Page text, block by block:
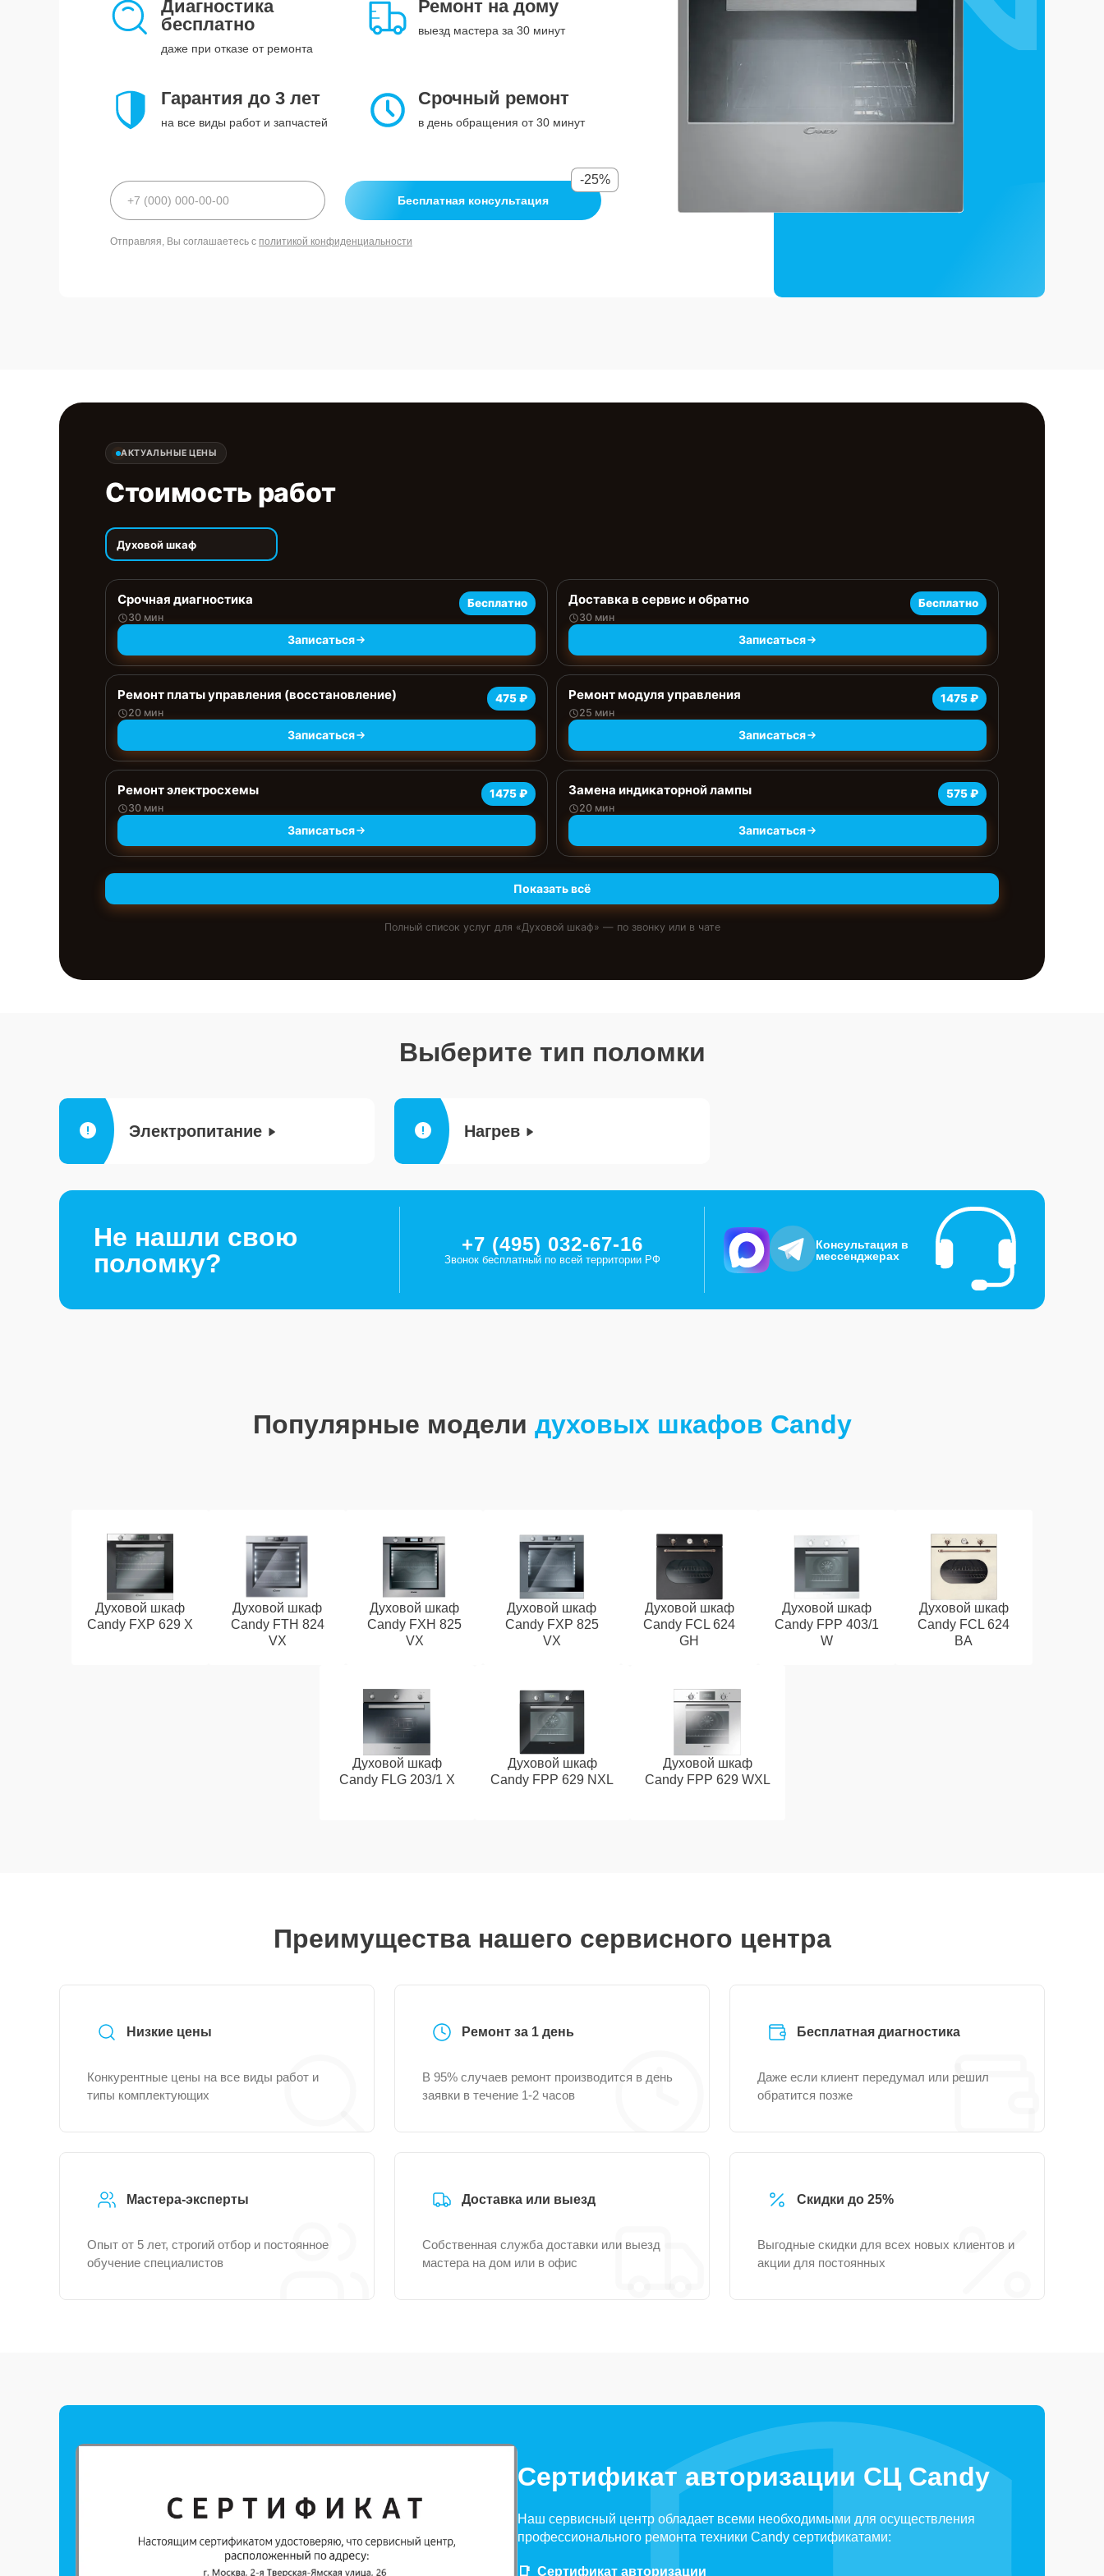
Диагностика
бесплатно
даже при отказе от ремонта
Ремонт на дому
выезд мастера за 30 минут
Гарантия до 3 лет
на все виды работ и запчастей
Срочный ремонт
в день обращения от 30 минут
Бесплатная консультация
-25%
Отправляя, Вы соглашаетесь с политикой конфиденциальности
АКТУАЛЬНЫЕ ЦЕНЫ
Стоимость работ
Духовой шкаф
Срочная диагностика
30 мин
Бесплатно
Записаться
Доставка в сервис и обратно
30 мин
Бесплатно
Записаться
Ремонт платы управления (восстановление)
20 мин
475 ₽
Записаться
Ремонт модуля управления
25 мин
1475 ₽
Записаться
Ремонт электросхемы
30 мин
1475 ₽
Записаться
Замена индикаторной лампы
20 мин
575 ₽
Записаться
Показать всё
Полный список услуг для «Духовой шкаф» — по звонку или в чате
Выберите тип поломки
Электропитание Нагрев
Не нашли свою
поломку?
+7 (495) 032-67-16
Звонок бесплатный по всей территории РФ
Консультация в
мессенджерах
Популярные модели духовых шкафов Candy
Духовой шкаф
Candy FXP 629 X
Духовой шкаф
Candy FTH 824
VX
Духовой шкаф
Candy FXH 825
VX
Духовой шкаф
Candy FXP 825
VX
Духовой шкаф
Candy FCL 624
GH
Духовой шкаф
Candy FPP 403/1
W
Духовой шкаф
Candy FCL 624
BA
Духовой шкаф
Candy FLG 203/1 X
Духовой шкаф
Candy FPP 629 NXL
Духовой шкаф
Candy FPP 629 WXL
Преимущества нашего сервисного центра
Низкие цены
Конкурентные цены на все виды работ и
типы комплектующих
Ремонт за 1 день
В 95% случаев ремонт производится в день
заявки в течение 1-2 часов
Бесплатная диагностика
Даже если клиент передумал или решил
обратится позже
Мастера-эксперты
Опыт от 5 лет, строгий отбор и постоянное
обучение специалистов
Доставка или выезд
Собственная служба доставки или выезд
мастера на дом или в офис
Скидки до 25%
Выгодные скидки для всех новых клиентов и
акции для постоянных
Сертификат авторизации СЦ Candy
Наш сервисный центр обладает всеми необходимыми для осуществления
профессионального ремонта техники Candy сертификатами:
Сертификат авторизации